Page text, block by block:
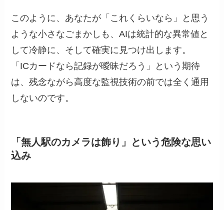
このように、あなたが「これくらいなら」と思う
ような小さなごまかしも、AIは統計的な異常値と
して冷静に、そして確実に見つけ出します。
「ICカードなら記録が曖昧だろう」という期待
は、残念ながら高度な監視技術の前では全く通用
しないのです。
「無人駅のカメラは飾り」という危険な思い
込み